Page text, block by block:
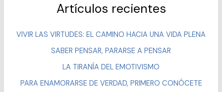
Artículos recientes
VIVIR LAS VIRTUDES: EL CAMINO HACIA UNA VIDA PLENA
SABER PENSAR, PARARSE A PENSAR
LA TIRANÍA DEL EMOTIVISMO
PARA ENAMORARSE DE VERDAD, PRIMERO CONÓCETE